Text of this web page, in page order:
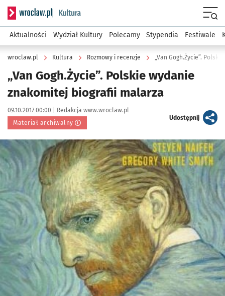
Serwis informacyjny wroclaw.pl podserwis: Kultura
Aktualności Wydział Kultury Polecamy Stypendia Festiwale
wroclaw.pl Kultura Rozmowy i recenzje „Van Gogh.Życie”.
„Van Gogh.Życie”. Polskie wydanie
znakomitej biografii malarza
Data publikacji:
09.10.2017 00:00 | Autor:
Redakcja www.wroclaw.pl
Materiał archiwalny
Udostępnijartykuł
Kliknij, aby powiększyć